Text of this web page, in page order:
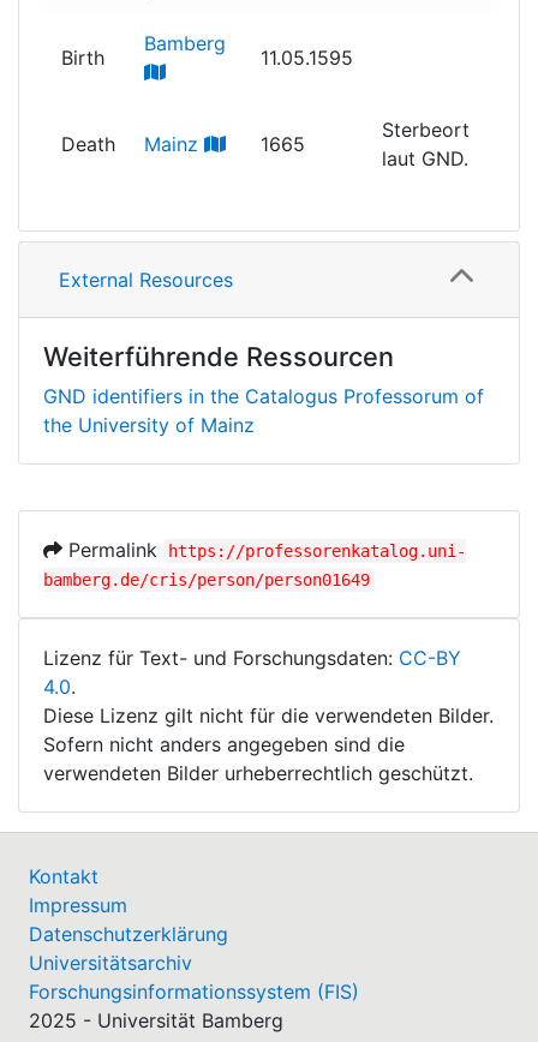
Birth
Bamberg
11.05.1595
Death Mainz 1665
Sterbeort
laut GND.
External Resources
Weiterführende Ressourcen
GND identifiers in the Catalogus Professorum of
the University of Mainz
Permalink
https://professorenkatalog.uni-
bamberg.de/cris/person/person01649
Lizenz für Text- und Forschungsdaten: CC-BY
4.0.
Diese Lizenz gilt nicht für die verwendeten Bilder.
Sofern nicht anders angegeben sind die
verwendeten Bilder urheberrechtlich geschützt.
Kontakt
Impressum
Datenschutzerklärung
Universitätsarchiv
Forschungsinformationssystem (FIS)
2025 - Universität Bamberg